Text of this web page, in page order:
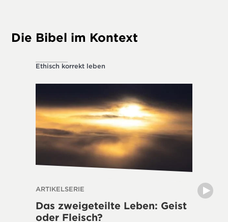
Die Bibel im Kontext
Ethisch korrekt leben
ARTIKELSERIE
Das zweigeteilte Leben: Geist
oder Fleisch?
THE